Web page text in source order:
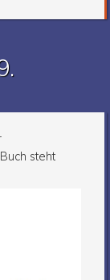
steht